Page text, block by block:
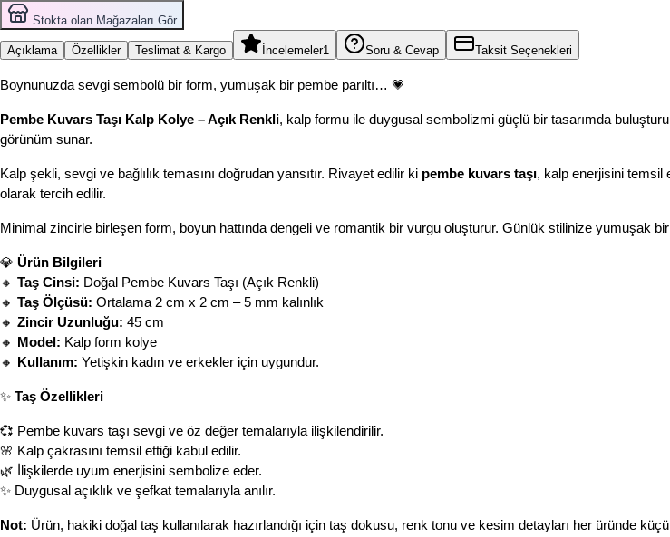
Stokta olan Mağazaları Gör
Açıklama Özellikler Teslimat & Kargo İncelemeler1 Soru & Cevap Taksit Seçenekleri
Boynunuzda sevgi sembolü bir form, yumuşak bir pembe parıltı… 💗
Pembe Kuvars Taşı Kalp Kolye – Açık Renkli, kalp formu ile duygusal sembolizmi güçlü bir tasarımda
görünüm sunar.
Kalp şekli, sevgi ve bağlılık temasını doğrudan yansıtır. Rivayet edilir ki pembe kuvars taşı, kalp enerjisini temsil
olarak tercih edilir.
Minimal zincirle birleşen form, boyun hattında dengeli ve romantik bir vurgu oluşturur. Günlük stilinize yumuşak bir
💎 Ürün Bilgileri
🔸 Taş Cinsi: Doğal Pembe Kuvars Taşı (Açık Renkli)
🔸 Taş Ölçüsü: Ortalama 2 cm x 2 cm – 5 mm kalınlık
🔸 Zincir Uzunluğu: 45 cm
🔸
Model: Kalp form kolye
🔸
Kullanım: Yetişkin kadın ve erkekler için uygundur.
✨ Taş Özellikleri
💞 Pembe kuvars taşı sevgi ve öz değer temalarıyla ilişkilendirilir.
🌸 Kalp çakrasını temsil ettiği kabul edilir.
🌿 İlişkilerde uyum enerjisini sembolize eder.
✨ Duygusal açıklık ve şefkat temalarıyla anılır.
Not: Ürün, hakiki doğal taş kullanılarak hazırlandığı için taş dokusu, renk tonu ve kesim detayları her üründe